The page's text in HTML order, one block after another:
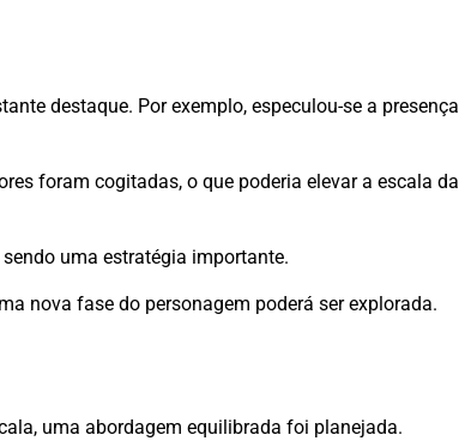
destaque. Por exemplo, especulou-se a presença
foram cogitadas, o que poderia elevar a escala da
uma estratégia importante.
nova fase do personagem poderá ser explorada.
uma abordagem equilibrada foi planejada.